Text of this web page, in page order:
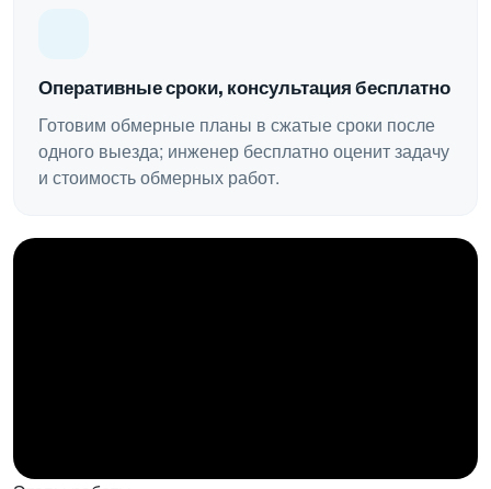
Оперативные сроки, консультация бесплатно
Готовим обмерные планы в сжатые сроки после
одного выезда; инженер бесплатно оценит задачу
и стоимость обмерных работ.